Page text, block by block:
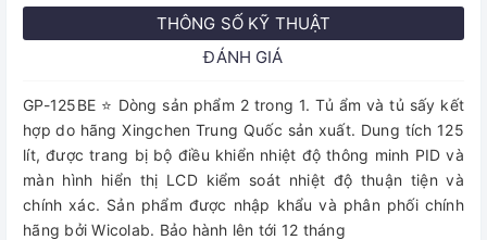
THÔNG SỐ KỸ THUẬT
ĐÁNH GIÁ
GP-125BE ⭐ Dòng sản phẩm 2 trong 1. Tủ ẩm và tủ sấy kết
hợp do hãng Xingchen Trung Quốc sản xuất. Dung tích 125
lít, được trang bị bộ điều khiển nhiệt độ thông minh PID và
màn hình hiển thị LCD kiểm soát nhiệt độ thuận tiện và
chính xác. Sản phẩm được nhập khẩu và phân phối chính
hãng bởi Wicolab. Bảo hành lên tới 12 tháng